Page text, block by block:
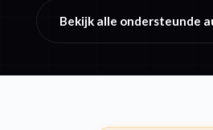
Bekijk alle ondersteunde